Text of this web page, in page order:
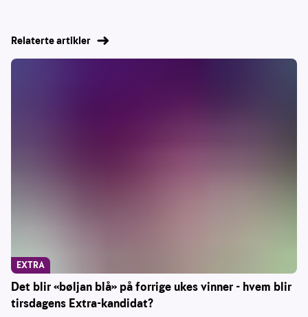
Relaterte artikler
Det blir «bøljan blå» på forrige ukes vinner - hvem blir
tirsdagens Extra-kandidat?
EXTRA